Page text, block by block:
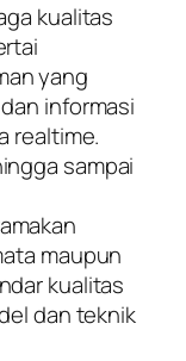
kualitas
yang
informasi
realtime.
sampai
maupun
kualitas
dan teknik